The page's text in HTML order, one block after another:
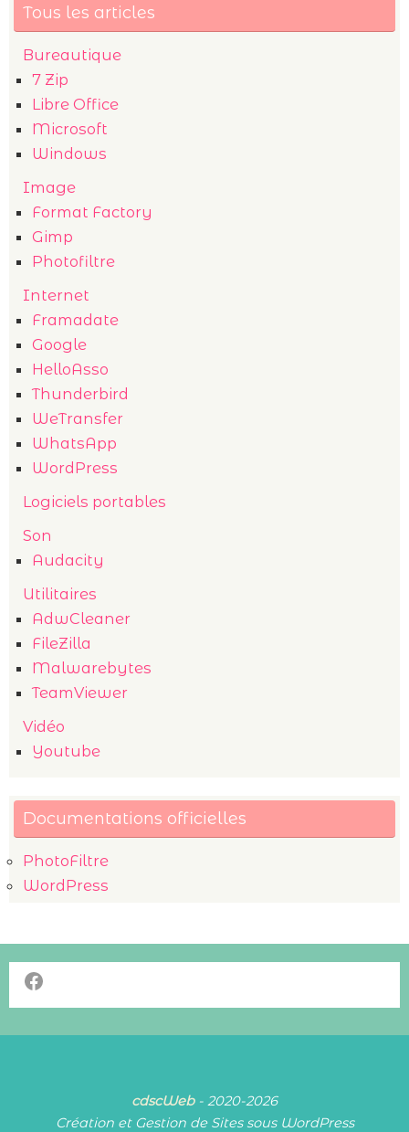
Tous les articles
Bureautique
7 Zip
Libre Office
Microsoft
Windows
Image
Format Factory
Gimp
Photofiltre
Internet
Framadate
Google
HelloAsso
Thunderbird
WeTransfer
WhatsApp
WordPress
Logiciels portables
Son
Audacity
Utilitaires
AdwCleaner
FileZilla
Malwarebytes
TeamViewer
Vidéo
Youtube
Documentations officielles
PhotoFiltre
WordPress
Facebook
cdscWeb- 2020-2026
Création et Gestion de Sites sous WordPress